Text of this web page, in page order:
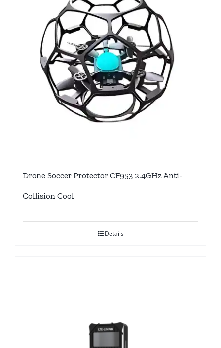
Drone Soccer Protector CF953 2.4GHz Anti-
Collision Cool
Details